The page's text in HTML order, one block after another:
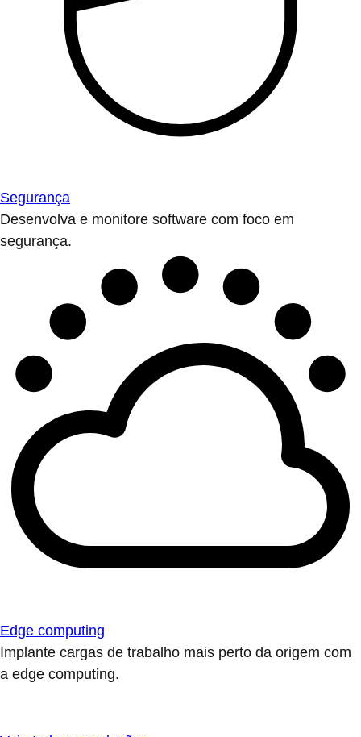
Segurança
Desenvolva e monitore software com foco em
segurança.
Edge computing
Implante cargas de trabalho mais perto da origem com
a edge computing.